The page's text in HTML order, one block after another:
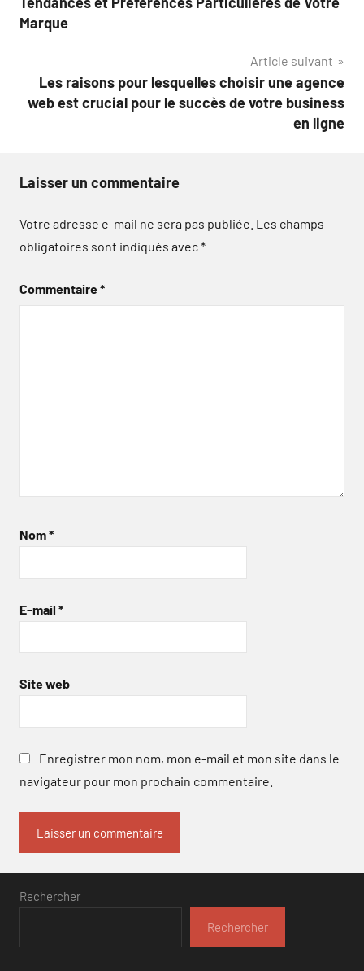
Marque
Article suivant
Les raisons pour lesquelles choisir une agence
web est crucial pour le succès de votre business
en ligne
Laisser un commentaire
Votre adresse e-mail ne sera pas publiée. Les champs
obligatoires sont indiqués avec*
Commentaire*
Nom*
E-mail *
Site web
Enregistrer mon nom, mon e-mail et mon site dans le
navigateur pour mon prochain commentaire.
Rechercher
Rechercher